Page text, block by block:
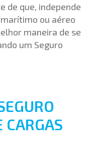
de que, independe
ou aéreo
maneira de se
um Seguro
CARGAS